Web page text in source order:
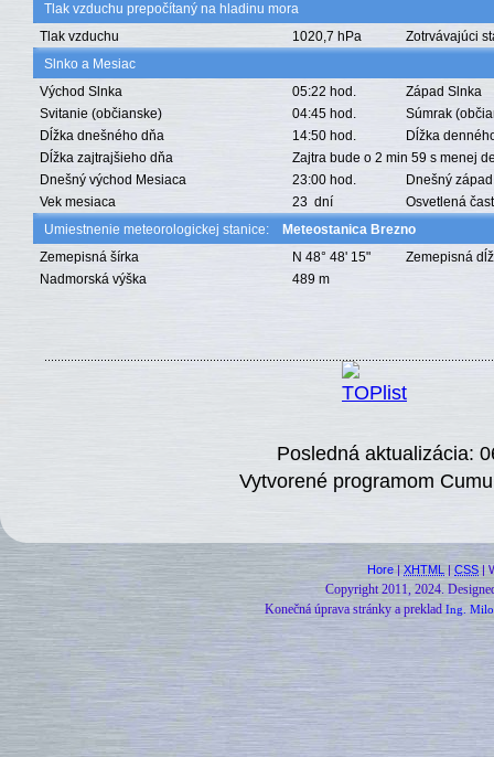
Tlak vzduchu prepočítaný na hladinu mora
Tlak vzduchu
1020,7 hPa
Zotrvávajúci
Slnko a Mesiac
Východ Slnka
05:22 hod.
Západ Slnka
Svitanie (občianske)
04:45 hod.
Súmrak
Dĺžka dnešného dňa
14:50 hod.
Dĺžka
Dĺžka zajtrajšieho dňa
Zajtra bude o 2 min 59 s menej
Dnešný východ Mesiaca
23:00 hod.
Dnešný
Vek mesiaca
23 dní
Osvetlená
Umiestnenie meteorologickej stanice:
Meteostanica Brezno
Zemepisná šírka
N 48° 48' 15"
Zemepisná
Nadmorská výška
489 m
Posledná aktualizácia:
Vytvorené programom
Hore|XHTML |CSS |
Copyright 2011, 2024.
Konečná úprava stránky a prekladIng.